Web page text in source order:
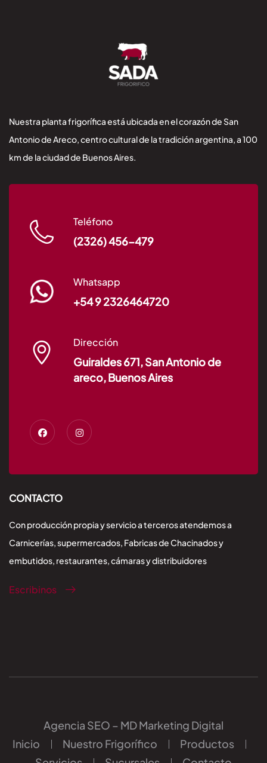
Nuestra planta frigorífica está ubicada en el corazón de San
Antonio de Areco, centro cultural de la tradición argentina, a 100
km de la ciudad de Buenos Aires.
Teléfono
(2326) 456-479
Whatsapp
+54 9 2326464720
Dirección
Guiraldes 671, San Antonio de
areco, Buenos Aires
CONTACTO
Con producción propia y servicio a terceros atendemos a
Carnicerías, supermercados, Fabricas de Chacinados y
embutidos, restaurantes, cámaras y distribuidores
Escribinos
Agencia SEO – MD Marketing Digital
Inicio
Nuestro Frigorífico
Productos